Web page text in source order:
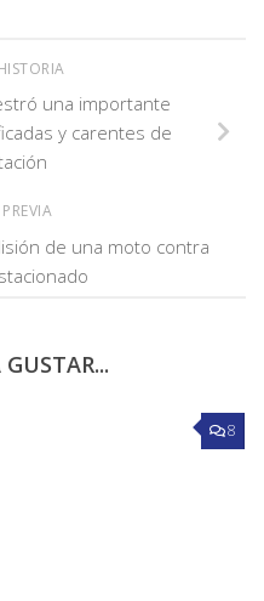
una importante
y carentes de
de una moto contra
8